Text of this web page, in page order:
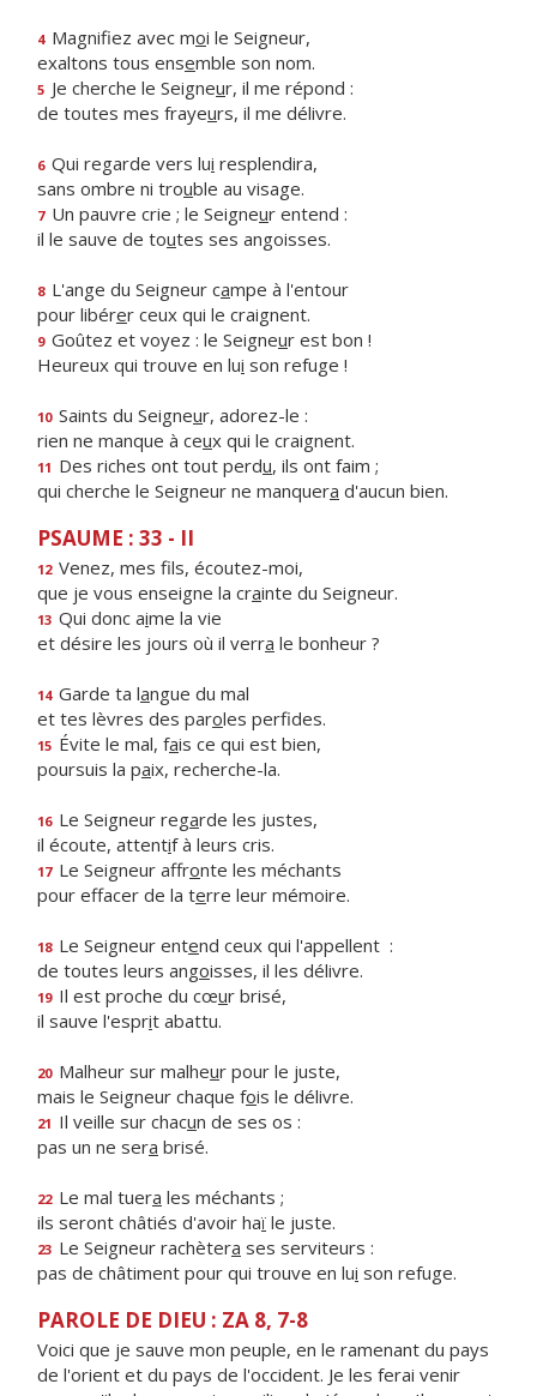
4 Magnifiez avec moi le Seigneur,
exaltons tous ensemble son nom.
5 Je cherche le Seigneur, il me répond :
de toutes mes frayeurs, il me délivre.
6 Qui regarde vers lui resplendira,
sans ombre ni trouble au visage.
7 Un pauvre crie ; le Seigneur entend :
il le sauve de toutes ses angoisses.
8 L'ange du Seigneur campe à l'entour
pour libérer ceux qui le craignent.
9 Goûtez et voyez : le Seigneur est bon !
Heureux qui trouve en lui son refuge !
10 Saints du Seigneur, adorez-le :
rien ne manque à ceux qui le craignent.
11 Des riches ont tout perdu, ils ont faim ;
qui cherche le Seigneur ne manquera d'aucun bien.
PSAUME : 33 - II
12 Venez, mes fls, écoutez-moi,
que je vous enseigne la crainte du Seigneur.
13 Qui donc aime la vie
et désire les jours où il verra le bonheur ?
14 Garde ta langue du mal
et tes lèvres des paroles perfides.
15 Évite le mal, fais ce qui est bien,
poursuis la paix, recherche-la.
16 Le Seigneur regarde les justes,
il écoute, attentif à leurs cris.
17 Le Seigneur affronte les méchants
pour effacer de la terre leur mémoire.
18 Le Seigneur entend ceux qui l'appellent :
de toutes leurs angoisses, il les délivre.
19 Il est proche du cœur brisé,
il sauve l'esprit abattu.
20 Malheur sur malheur pour le juste,
mais le Seigneur chaque fois le délivre.
21 Il veille sur chacun de ses os :
pas un ne sera brisé.
22 Le mal tuera les méchants ;
ils seront châtiés d'avoir haï le juste.
23 Le Seigneur rachètera ses serviteurs :
pas de châtiment pour qui trouve en lui son refuge.
PAROLE DE DIEU : ZA 8, 7-8
Voici que je sauve mon peuple, en le ramenant du pays
de l'orient et du pays de l'occident. Je les ferai venir